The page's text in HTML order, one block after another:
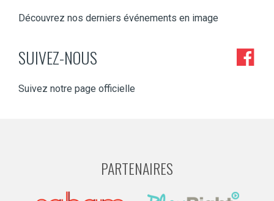
Découvrez nos derniers événements en image
SUIVEZ-NOUS
Suivez notre page officielle
PARTENAIRES